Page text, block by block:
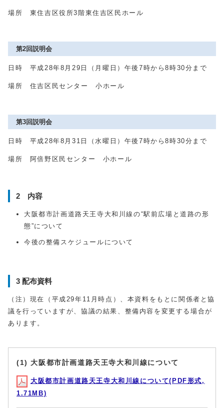
場所 東住吉区役所3階東住吉区民ホール
第2回説明会
日時 平成28年8月29日（月曜日）午後7時から8時30分まで
場所 住吉区民センター 小ホール
第3回説明会
日時 平成28年8月31日（水曜日）午後7時から8時30分まで
場所 阿倍野区民センター 小ホール
2 内容
大阪都市計画道路天王寺大和川線の“駅前広場と道路の形
態”について
今後の整備スケジュールについて
3 配布資料
（注）現在（平成29年11月時点）、本資料をもとに関係者と協
議を行っていますが、協議の結果、整備内容を変更する場合が
あります。
(1) 大阪都市計画道路天王寺大和川線について
大阪都市計画道路天王寺大和川線について(PDF形式,
1.71MB)